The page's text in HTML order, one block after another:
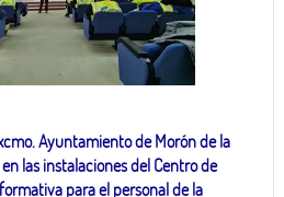
Ayuntamiento de Morón de la
las instalaciones del Centro de
para el personal de la